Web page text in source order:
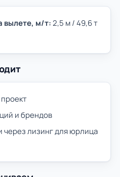
вылете, м/т:2,5 м / 49,6 т
и брендов
через лизинг для юрлица